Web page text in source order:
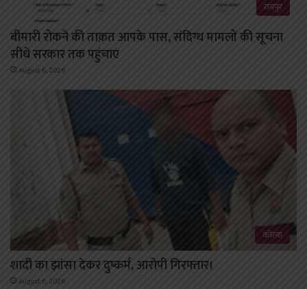
रायपुर
बीमारी रोकने की ताक़त आपके पास, संदिग्ध मामलों की सूचना
सीधे सरकार तक पहुंचाएं
August 6, 2026
कोरबा
शादी का झांसा देकर दुष्कर्म, आरोपी गिरफ्तार।
August 6, 2026